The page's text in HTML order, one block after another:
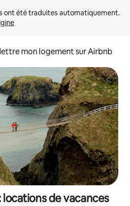
mon logement sur Airbnb
locations de vacances